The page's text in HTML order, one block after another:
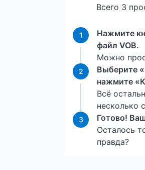
Всего 3
1
Нажмите
файл VOB.
Можно
2
Выберите
нажмите
Всё
несколько
3
Готово!
Осталось
правда?